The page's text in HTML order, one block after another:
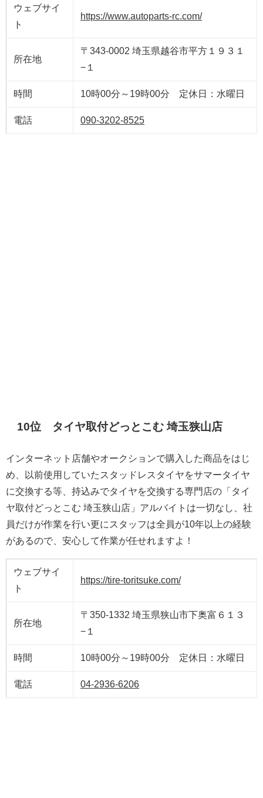
ウェブサイ
ト
https://www.autoparts-rc.com/
所在地
〒343-0002 埼玉県越谷市平方１９３１
−１
時間 10時00分～19時00分 定休日：水曜日
電話 090-3202-8525
10位 タイヤ取付どっとこむ 埼玉狭山店
インターネット店舗やオークションで購入した商品をはじ
め、以前使用していたスタッドレスタイヤをサマータイヤ
に交換する等、持込みでタイヤを交換する専門店の「タイ
ヤ取付どっとこむ 埼玉狭山店」アルバイトは一切なし、社
員だけが作業を行い更にスタッフは全員が10年以上の経験
があるので、安心して作業が任せれますよ！
ウェブサイ
ト
https://tire-toritsuke.com/
所在地
〒350-1332 埼玉県狭山市下奥富６１３
−１
時間 10時00分～19時00分 定休日：水曜日
電話 04-2936-6206